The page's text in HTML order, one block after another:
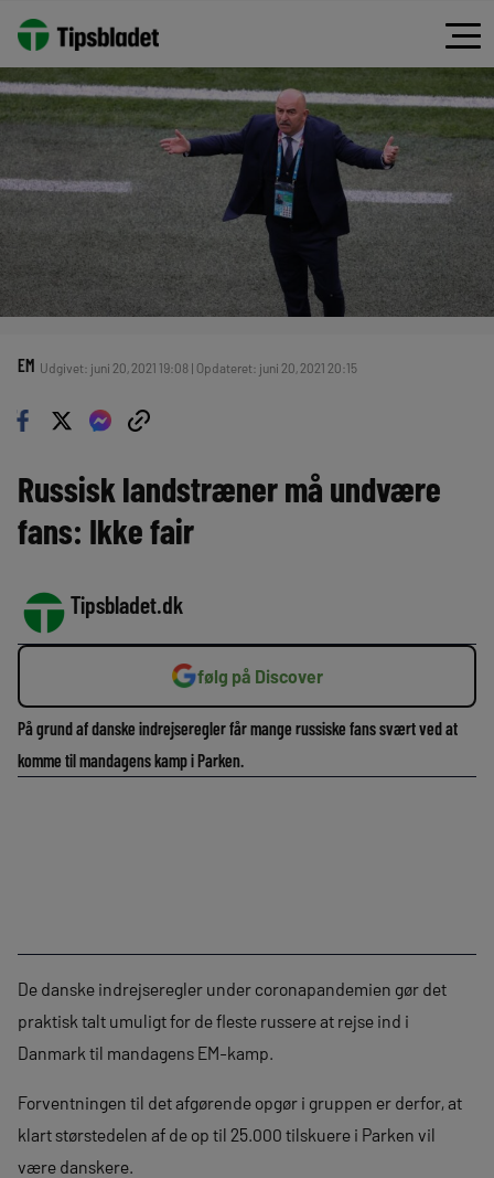
EM Udgivet: juni 20, 2021 19:08 | Opdateret: juni 20, 2021 20:15
Russisk landstræner må undvære
fans: Ikke fair
Tipsbladet.dk
følg på Discover
På grund af danske indrejseregler får mange russiske fans svært ved at
komme til mandagens kamp i Parken.
De danske indrejseregler under coronapandemien gør det
praktisk talt umuligt for de fleste russere at rejse ind i
Danmark til mandagens EM-kamp.
Forventningen til det afgørende opgør i gruppen er derfor, at
klart størstedelen af de op til 25.000 tilskuere i Parken vil
være danskere.